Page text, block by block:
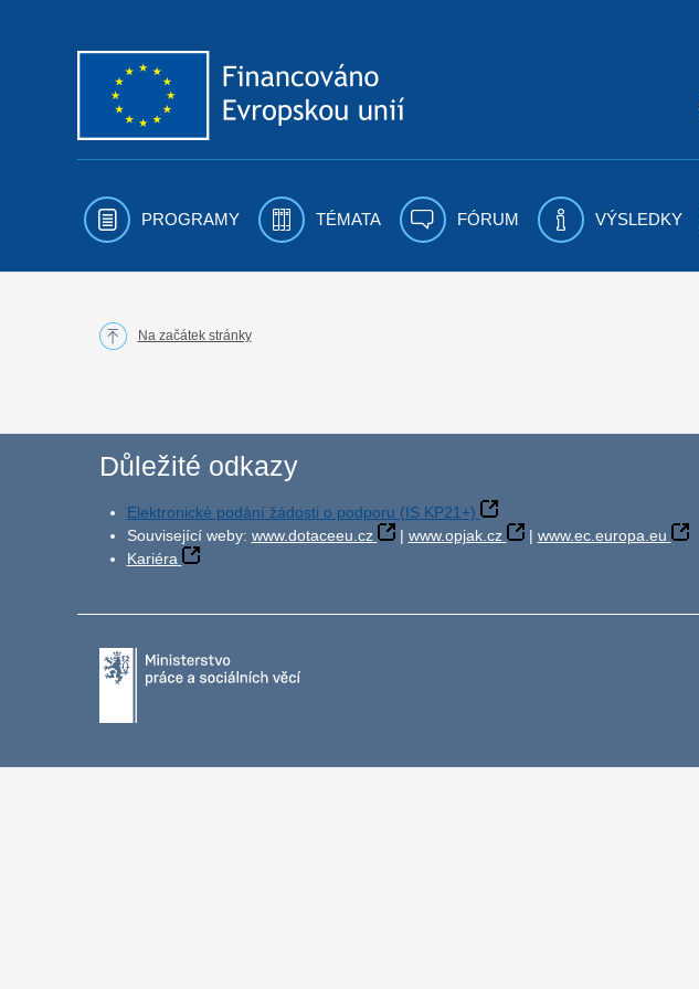
PROGRAMY TÉMATA FÓRUM VÝSLEDKY
Na začátek stránky
Důležité odkazy
Elektronické podání žádosti o podporu (IS KP21+)
Související weby: www.dotaceeu.cz | www.opjak.cz | www.ec.europa.eu
Kariéra